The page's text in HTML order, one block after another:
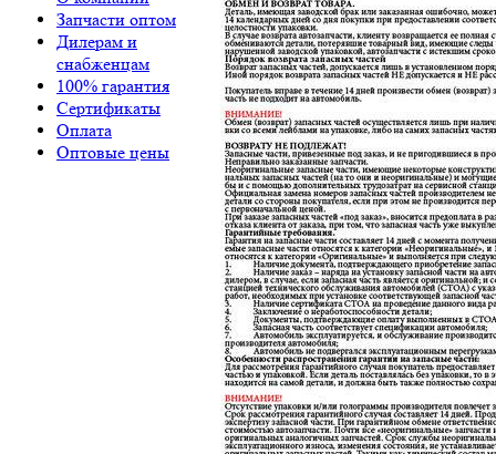
Запчасти оптом
Дилерам и
снабженцам
100% гарантия
Сертификаты
Оплата
Оптовые цены